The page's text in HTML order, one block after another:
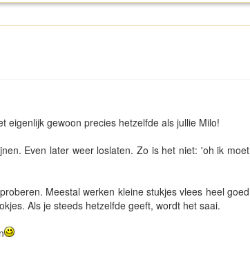
eigenlijk gewoon precies hetzelfde als jullie Milo!
Even later weer loslaten. Zo is het niet: 'oh ik moet
Meestal werken kleine stukjes vlees heel goed
Als je steeds hetzelfde geeft, wordt het saai.